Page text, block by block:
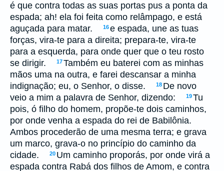
é que contra todas as suas portas pus a ponta da
espada; ah! ela foi feita como relâmpago, e está
aguçada para matar.
16e espada, une as tuas
forças, vira-te para a direita; prepara-te, vira-te
para a esquerda, para onde quer que o teu rosto
se dirigir.
17Também eu baterei com as minhas
mãos uma na outra, e farei descansar a minha
indignação; eu, o Senhor, o disse.
18 De novo
veio a mim a palavra de Senhor, dizendo:
19Tu
pois, ó filho do homem, propõe-te dois caminhos,
por onde venha a espada do rei de Babilônia.
Ambos procederão de uma mesma terra; e grava
um marco, grava-o no princípio do caminho da
cidade.
20 Um caminho proporás, por onde virá a
espada contra Rabá dos filhos de Amom, e contra